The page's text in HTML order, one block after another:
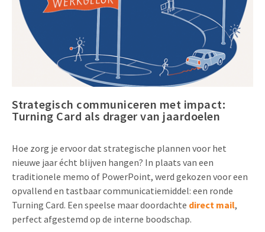
Strategisch communiceren met impact:
Turning Card als drager van jaardoelen
Hoe zorg je ervoor dat strategische plannen voor het
nieuwe jaar écht blijven hangen? In plaats van een
traditionele memo of PowerPoint, werd gekozen voor een
opvallend en tastbaar communicatiemiddel: een ronde
Turning Card. Een speelse maar doordachte direct mail,
perfect afgestemd op de interne boodschap.
Pop-up Kaarten
Geluidskaarten
Lenticular Cards
Twin Sliders
Tabkaarten
Budget kaarten
Andere opvallende mailings
Alle producten
Media Marketing
Automotive Marketing
Non-profit Marketing
Marketing in de Zorg
Duurzame Marketing
Marketing voor Scholen
Horeca Marketing
Food Marketing
Uitnodigingen
Product Introductie
App-lancering
Klantenbinding
Over Ons
Contactgegevens
Duurzaamheid